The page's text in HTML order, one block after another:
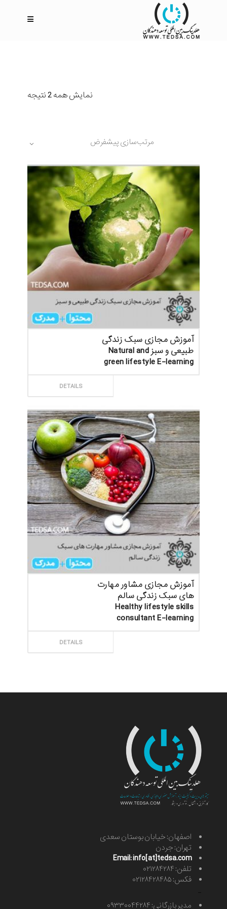
نمایش همه 2 نتیجه
مرتب‌سازی پیشفرض
آموزش مجازی سبک زندگی
طبیعی و سبز Natural and
green lifestyle E-learning
DETAILS
آموزش مجازی مشاور مهارت
های سبک زندگی سالم
Healthy lifestyle skills
consultant E-learning
DETAILS
اصفهان: خیابان بوستان سعدی
تهران: جردن
Email: info[at]tedsa.com
تلفن: ۰۲۱۲۸۴۲۸۴
فکس: ۰۲۱۲۸۴۲۸۴۸۵
مدیر بازرگانی: ۰۹۳۳۰۰۴۴۲۸۴